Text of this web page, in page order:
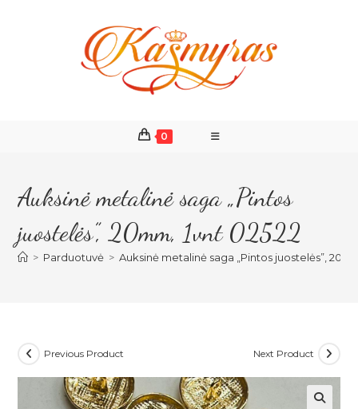
0
Auksinė metalinė saga „Pintos
juostelės”, 20mm, 1vnt 02522
> Parduotuvė > Auksinė metalinė saga „Pintos juostelės”,
Previous Product Next Product